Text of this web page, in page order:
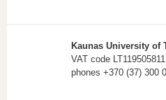
Kaunas University of
VAT code
phones +370 (37) 300